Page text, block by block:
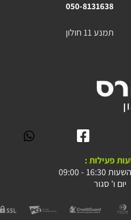
050-8131638
תמנע 11 חולון
פעילות :
- 09:00
יום ו' סגור